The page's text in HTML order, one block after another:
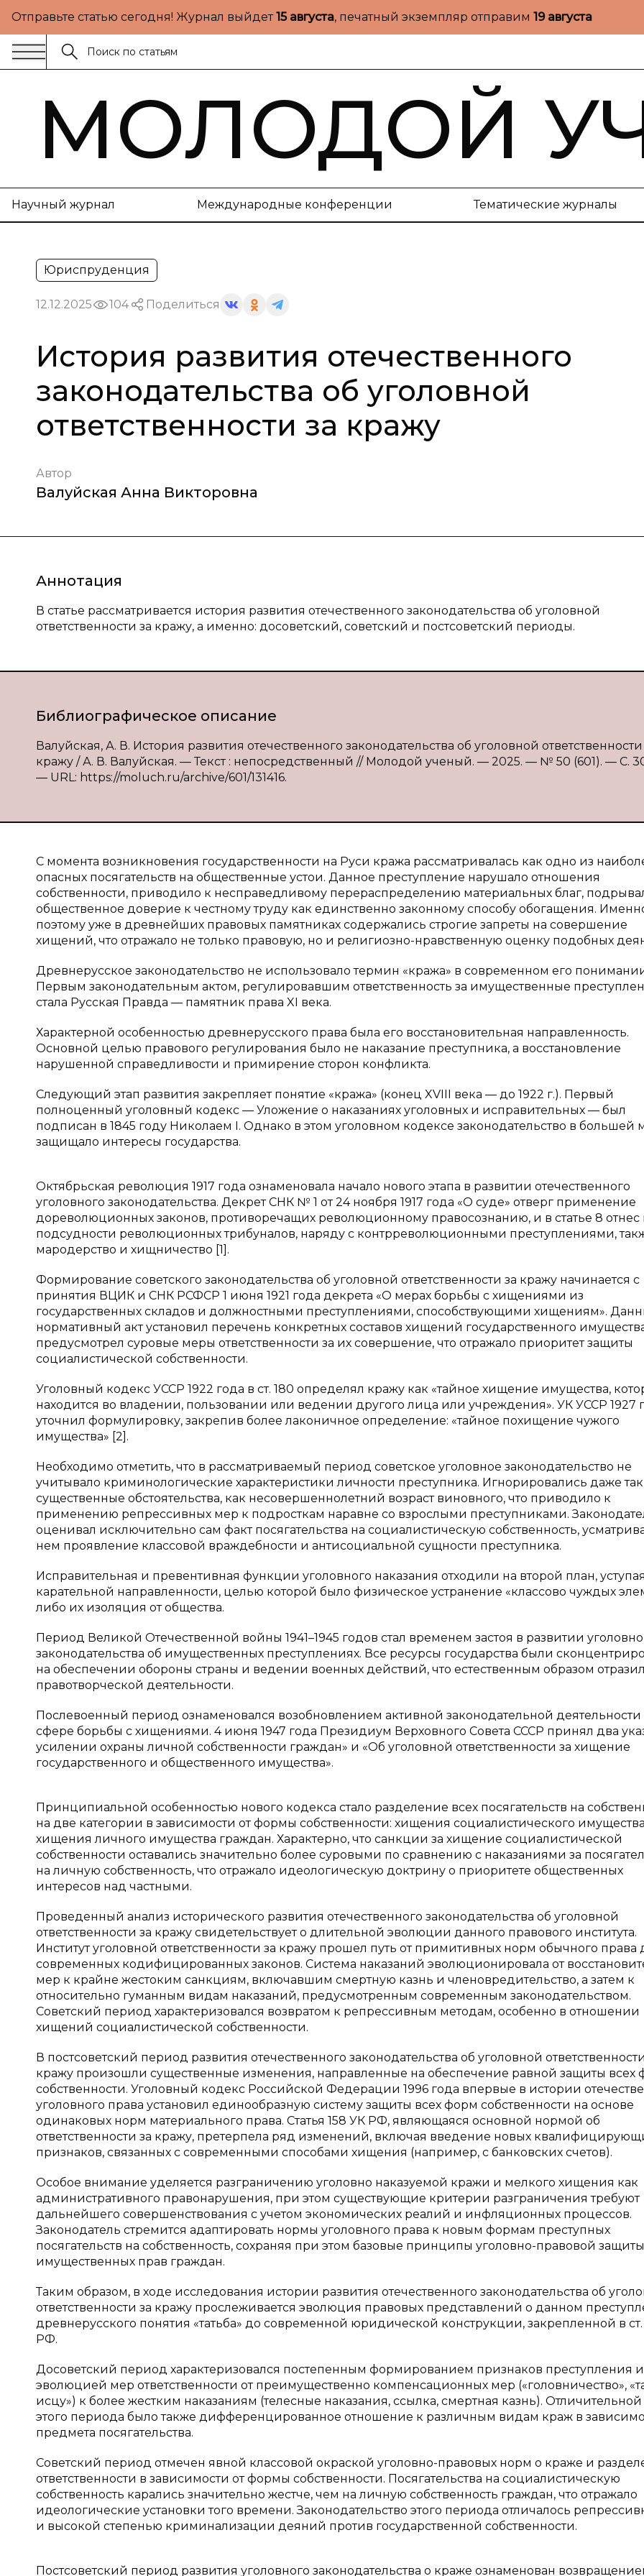
Отправьте статью сегодня! Журнал выйдет15 августа, печатный экземпляр отправим 19 августа
МОЛОДОЙ
Научный журнал Международные конференции Тематические журналы
Юриспруденция
12.12.2025 104 Поделиться
История развития отечественного
законодательства об уголовной
ответственности за кражу
Автор
Валуйская Анна Викторовна
Аннотация
В статье рассматривается история развития отечественного законодательства об уголовной
ответственности за кражу, а именно: досоветский, советский и постсоветский периоды.
Библиографическое описание
Валуйская, А. В. История развития отечественного законодательства об уголовной ответственности
кражу / А. В. Валуйская. — Текст : непосредственный // Молодой ученый. — 2025. — № 50 (601). — С.
— URL: https://moluch.ru/archive/601/131416.
С момента возникновения государственности на Руси кража рассматривалась как одно из
опасных посягательств на общественные устои. Данное преступление нарушало отношения
собственности, приводило к несправедливому перераспределению материальных благ,
общественное доверие к честному труду как единственно законному способу обогащения.
поэтому уже в древнейших правовых памятниках содержались строгие запреты на совершение
хищений, что отражало не только правовую, но и религиозно-нравственную оценку подобных
Древнерусское законодательство не использовало термин «кража» в современном его
Первым законодательным актом, регулировавшим ответственность за имущественные
стала Русская Правда — памятник права XI века.
Характерной особенностью древнерусского права была его восстановительная направленность.
Основной целью правового регулирования было не наказание преступника, а восстановление
нарушенной справедливости и примирение сторон конфликта.
Следующий этап развития закрепляет понятие «кража» (конец XVIII века — до 1922 г.). Первый
полноценный уголовный кодекс — Уложение о наказаниях уголовных и исправительных — был
подписан в 1845 году Николаем I. Однако в этом уголовном кодексе законодательство в большей
защищало интересы государства.
Октябрьская революция 1917 года ознаменовала начало нового этапа в развитии отечественного
уголовного законодательства. Декрет СНК № 1 от 24 ноября 1917 года «О суде» отверг применение
дореволюционных законов, противоречащих революционному правосознанию, и в статье 8 отнес
подсудности революционных трибуналов, наряду с контрреволюционными преступлениями,
мародерство и хищничество [1].
Формирование советского законодательства об уголовной ответственности за кражу начинается с
принятия ВЦИК и СНК РСФСР 1 июня 1921 года декрета «О мерах борьбы с хищениями из
государственных складов и должностными преступлениями, способствующими хищениям».
нормативный акт установил перечень конкретных составов хищений государственного
предусмотрел суровые меры ответственности за их совершение, что отражало приоритет защиты
социалистической собственности.
Уголовный кодекс УССР 1922 года в ст. 180 определял кражу как «тайное хищение имущества,
находится во владении, пользовании или ведении другого лица или учреждения». УК УССР 1927
уточнил формулировку, закрепив более лаконичное определение: «тайное похищение чужого
имущества» [2].
Необходимо отметить, что в рассматриваемый период советское уголовное законодательство не
учитывало криминологические характеристики личности преступника. Игнорировались даже
существенные обстоятельства, как несовершеннолетний возраст виновного, что приводило к
применению репрессивных мер к подросткам наравне со взрослыми преступниками.
оценивал исключительно сам факт посягательства на социалистическую собственность,
нем проявление классовой враждебности и антисоциальной сущности преступника.
Исправительная и превентивная функции уголовного наказания отходили на второй план,
карательной направленности, целью которой было физическое устранение «классово чуждых
либо их изоляция от общества.
Период Великой Отечественной войны 1941–1945 годов стал временем застоя в развитии
законодательства об имущественных преступлениях. Все ресурсы государства были
на обеспечении обороны страны и ведении военных действий, что естественным образом
правотворческой деятельности.
Послевоенный период ознаменовался возобновлением активной законодательной деятельности
сфере борьбы с хищениями. 4 июня 1947 года Президиум Верховного Совета СССР принял два
усилении охраны личной собственности граждан» и «Об уголовной ответственности за хищение
государственного и общественного имущества».
Принципиальной особенностью нового кодекса стало разделение всех посягательств на
на две категории в зависимости от формы собственности: хищения социалистического
хищения личного имущества граждан. Характерно, что санкции за хищение социалистической
собственности оставались значительно более суровыми по сравнению с наказаниями за
на личную собственность, что отражало идеологическую доктрину о приоритете общественных
интересов над частными.
Проведенный анализ исторического развития отечественного законодательства об уголовной
ответственности за кражу свидетельствует о длительной эволюции данного правового института.
Институт уголовной ответственности за кражу прошел путь от примитивных норм обычного права
современных кодифицированных законов. Система наказаний эволюционировала от
мер к крайне жестоким санкциям, включавшим смертную казнь и членовредительство, а затем к
относительно гуманным видам наказаний, предусмотренным современным законодательством.
Советский период характеризовался возвратом к репрессивным методам, особенно в отношении
хищений социалистической собственности.
В постсоветский период развития отечественного законодательства об уголовной
кражу произошли существенные изменения, направленные на обеспечение равной защиты всех
собственности. Уголовный кодекс Российской Федерации 1996 года впервые в истории
уголовного права установил единообразную систему защиты всех форм собственности на основе
одинаковых норм материального права. Статья 158 УК РФ, являющаяся основной нормой об
ответственности за кражу, претерпела ряд изменений, включая введение новых
признаков, связанных с современными способами хищения (например, с банковских счетов).
Особое внимание уделяется разграничению уголовно наказуемой кражи и мелкого хищения как
административного правонарушения, при этом существующие критерии разграничения требуют
дальнейшего совершенствования с учетом экономических реалий и инфляционных процессов.
Законодатель стремится адаптировать нормы уголовного права к новым формам преступных
посягательств на собственность, сохраняя при этом базовые принципы уголовно-правовой защиты
имущественных прав граждан.
Таким образом, в ходе исследования истории развития отечественного законодательства об
ответственности за кражу прослеживается эволюция правовых представлений о данном
древнерусского понятия «татьба» до современной юридической конструкции, закрепленной в ст.
РФ.
Досоветский период характеризовался постепенным формированием признаков преступления и
эволюцией мер ответственности от преимущественно компенсационных мер («головничество»,
исцу») к более жестким наказаниям (телесные наказания, ссылка, смертная казнь). Отличительной
этого периода было также дифференцированное отношение к различным видам краж в
предмета посягательства.
Советский период отмечен явной классовой окраской уголовно-правовых норм о краже и
ответственности в зависимости от формы собственности. Посягательства на социалистическую
собственность карались значительно жестче, чем на личную собственность граждан, что отражало
идеологические установки того времени. Законодательство этого периода отличалось
и высокой степенью криминализации деяний против государственной собственности.
Постсоветский период развития уголовного законодательства о краже ознаменован